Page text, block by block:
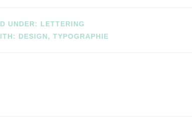
UNDER: LETTERING
DESIGN, TYPOGRAPHIE